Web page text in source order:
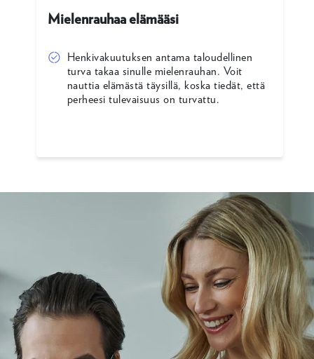
Mielenrauhaa elämääsi
Henkivakuutuksen antama taloudellinen
turva takaa sinulle mielenrauhan. Voit
nauttia elämästä täysillä, koska tiedät, että
perheesi tulevaisuus on turvattu.